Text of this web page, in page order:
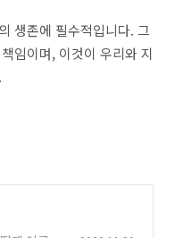
생존에 필수적입니다. 그
임이며, 이것이 우리와 지